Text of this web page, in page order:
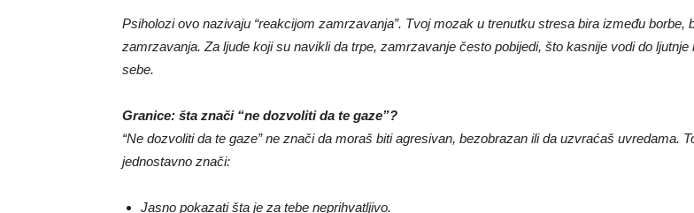
Psiholozi ovo nazivaju “reakcijom zamrzavanja”. Tvoj mozak u trenutku stresa bira između borbe,
zamrzavanja. Za ljude koji su navikli da trpe, zamrzavanje često pobijedi, što kasnije vodi do ljutnje
sebe.
Granice: šta znači “ne dozvoliti da te gaze”?
“Ne dozvoliti da te gaze” ne znači da moraš biti agresivan, bezobrazan ili da uzvraćaš uvredama.
jednostavno znači:
Jasno pokazati šta je za tebe neprihvatljivo.